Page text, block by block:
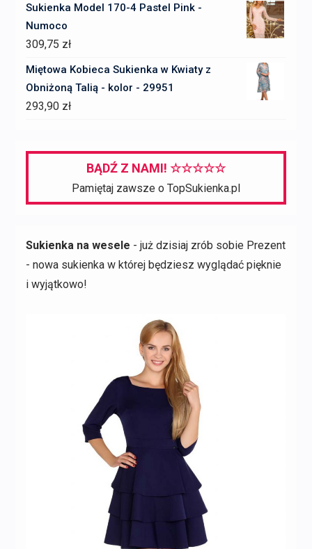
Sukienka Model 170-4 Pastel Pink -
Numoco
309,75 zł
Miętowa Kobieca Sukienka w Kwiaty z
Obniżoną Talią - kolor - 29951
293,90 zł
BĄDŹ Z NAMI! ☆☆☆☆☆
Pamiętaj zawsze o TopSukienka.pl
Sukienka na wesele - już dzisiaj zrób sobie Prezent
- nowa sukienka w której będziesz wyglądać pięknie
i wyjątkowo!